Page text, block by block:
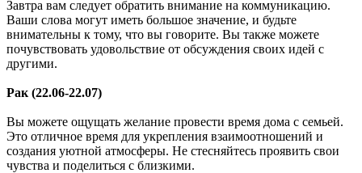
Завтра вам следует обратить внимание на коммуникацию.
Ваши слова могут иметь большое значение, и будьте
внимательны к тому, что вы говорите. Вы также можете
почувствовать удовольствие от обсуждения своих идей с
другими.
Рак (22.06-22.07)
Вы можете ощущать желание провести время дома с семьей.
Это отличное время для укрепления взаимоотношений и
создания уютной атмосферы. Не стесняйтесь проявить свои
чувства и поделиться с близкими.